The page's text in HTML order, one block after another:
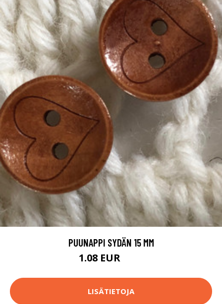
PUUNAPPI SYDÄN 15 MM
1.08 EUR
LISÄTIETOJA